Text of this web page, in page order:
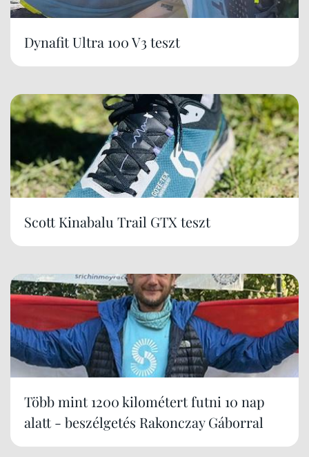
Dynafit Ultra 100 V3 teszt
Scott Kinabalu Trail GTX teszt
Több mint 1200 kilométert futni 10 nap
alatt - beszélgetés Rakonczay Gáborral